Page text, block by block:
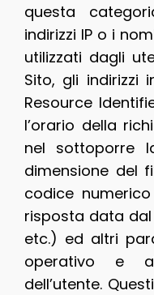
questa
indirizzi IP o i
utilizzati dagli
Sito, gli indirizzi
Resource
l’orario della
nel sottoporre
dimensione del
codice
risposta data
etc.) ed altri
operativo e
dell’utente.